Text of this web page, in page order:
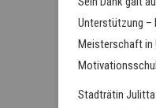
Unterstützung –
Meisterschaft in
Stadträtin